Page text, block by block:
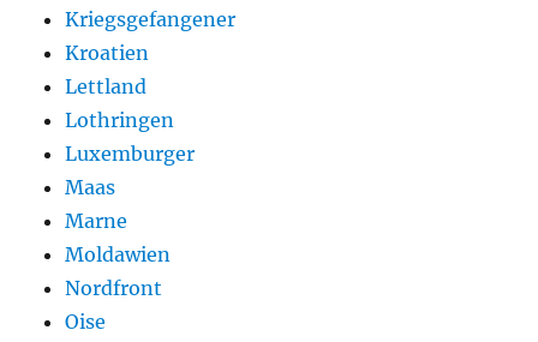
Kriegsgefangener
Kroatien
Lettland
Lothringen
Luxemburger
Maas
Marne
Moldawien
Nordfront
Oise